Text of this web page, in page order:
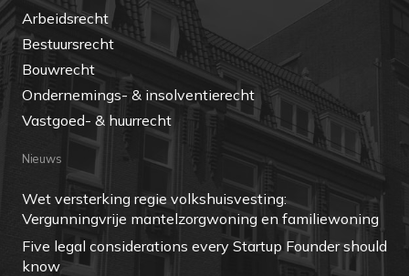
Arbeidsrecht
Bestuursrecht
Bouwrecht
Ondernemings- & insolventierecht
Vastgoed- & huurrecht
Nieuws
Wet versterking regie volkshuisvesting:
Vergunningvrije mantelzorgwoning en familiewoning
Five legal considerations every Startup Founder should
know